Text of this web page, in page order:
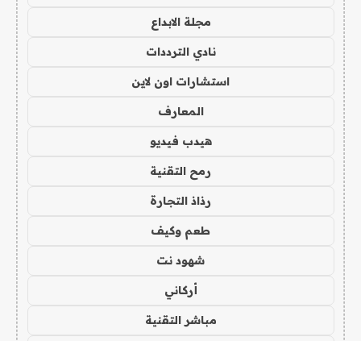
مجلة الابداع
نادي الترددات
استشارات اون لاين
المعارف
هيدب فيديو
رمح التقنية
رذاذ التجارة
طعم وكيف
شهود نت
أركاني
مباشر التقنية